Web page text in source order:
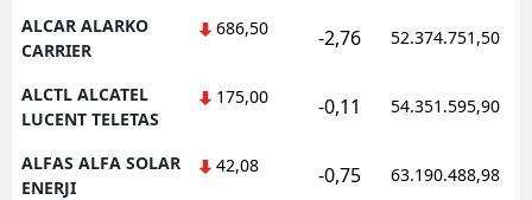
ALCAR ALARKO
CARRIER
686,50 -2,76 52.374.751,50
ALCTL ALCATEL
LUCENT TELETAS
175,00 -0,11 54.351.595,90
ALFAS ALFA SOLAR
ENERJI
42,08 -0,75 63.190.488,98